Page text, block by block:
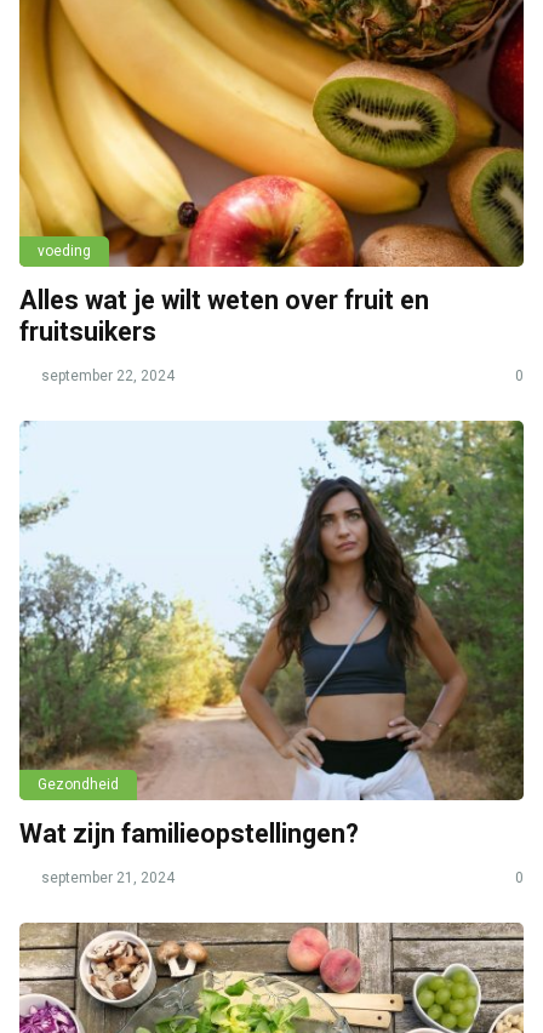
voeding
Alles wat je wilt weten over fruit en
fruitsuikers
september 22, 2024 0
Gezondheid
Wat zijn familieopstellingen?
september 21, 2024 0